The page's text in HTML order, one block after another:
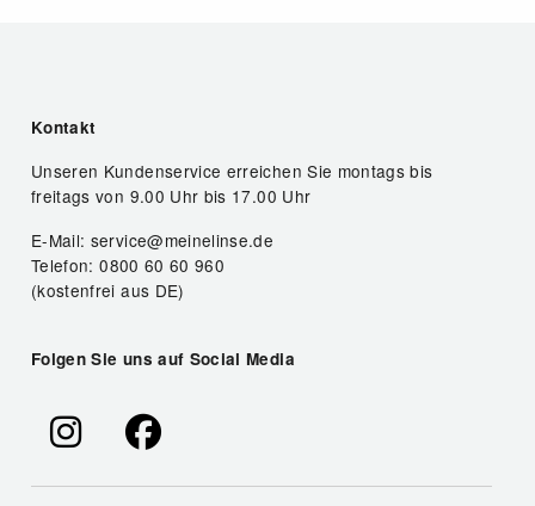
Kontakt
Unseren Kundenservice erreichen Sie montags bis
freitags von 9.00 Uhr bis 17.00 Uhr
E-Mail: service@meinelinse.de
Telefon: 0800 60 60 960
(kostenfrei aus DE)
Folgen Sie uns auf Social Media